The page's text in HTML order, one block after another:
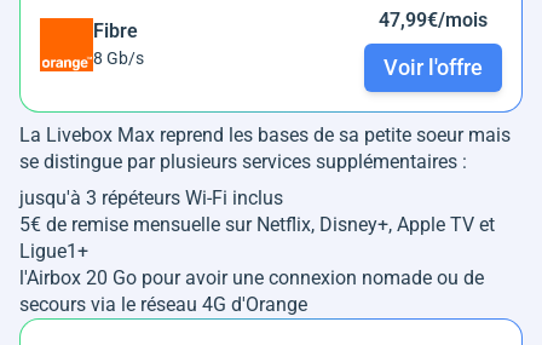
Fibre
8 Gb/s
47,99€/mois
Voir l'offre
La Livebox Max reprend les bases de sa petite soeur mais
se distingue par plusieurs services supplémentaires :
jusqu'à 3 répéteurs Wi-Fi inclus
5€ de remise mensuelle sur Netflix, Disney+, Apple TV et
Ligue1+
l'Airbox 20 Go pour avoir une connexion nomade ou de
secours via le réseau 4G d'Orange